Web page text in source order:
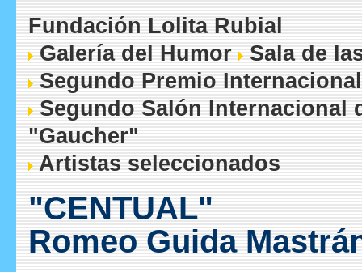
Fundación Lolita Rubial
Galería del Humor
Sala de
Segundo Premio
Segundo Salón Internacional
"Gaucher"
Artistas seleccionados
"CENTUAL"
Romeo Guida